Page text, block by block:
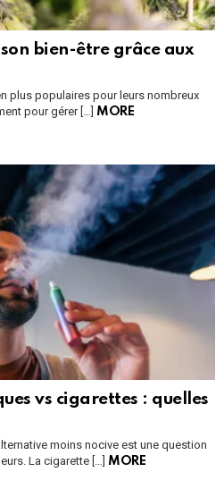
bien-être grâce aux
plus populaires pour leurs nombreux
pour gérer […] MORE
vs cigarettes : quelles
moins nocive est une question
La cigarette […] MORE